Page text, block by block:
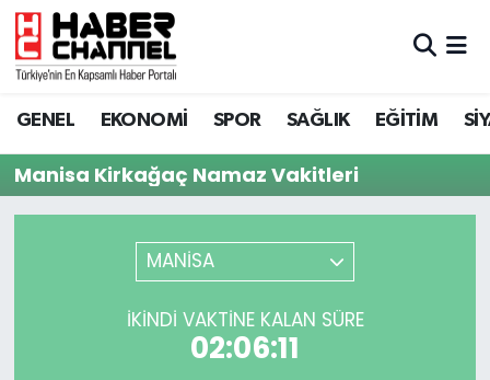
GENEL EKONOMİ SPOR SAĞLIK EĞİTİM
Manisa Kirkağaç Namaz Vakitleri
MANİSA
İKINDI VAKTINE KALAN SÜRE
02:06:11
GENEL
SPOR
Nöbetçi Eczaneler
Trafik Durumu
Süper Lig Puan Durumu ve Fikstür
Tüm Manşetler
Son Dakika Haberleri